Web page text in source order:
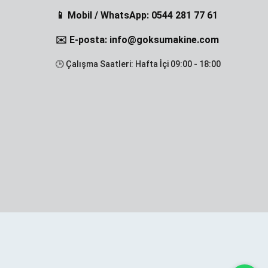
📱 Mobil / WhatsApp: 0544 281 77 61
✉️ E-posta: info@goksumakine.com
🕒 Çalışma Saatleri: Hafta İçi 09:00 - 18:00